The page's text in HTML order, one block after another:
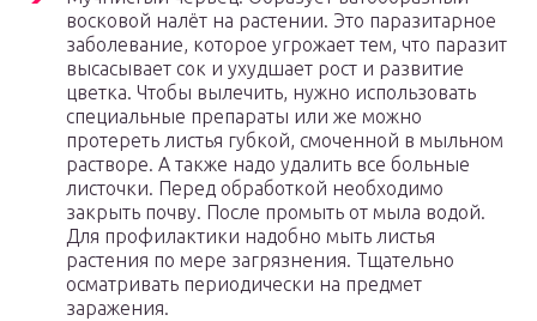
восковой налёт на растении. Это паразитарное
заболевание, которое угрожает тем, что паразит
высасывает сок и ухудшает рост и развитие
цветка. Чтобы вылечить, нужно использовать
специальные препараты или же можно
протереть листья губкой, смоченной в мыльном
растворе. А также надо удалить все больные
листочки. Перед обработкой необходимо
закрыть почву. После промыть от мыла водой.
Для профилактики надобно мыть листья
растения по мере загрязнения. Тщательно
осматривать периодически на предмет
заражения.